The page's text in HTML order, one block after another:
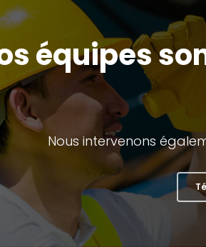
équipes
Nous intervenons